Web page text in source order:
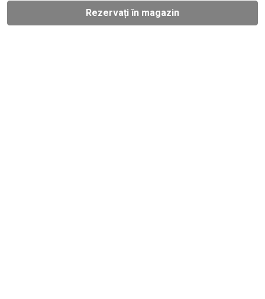
Rezervați în magazin